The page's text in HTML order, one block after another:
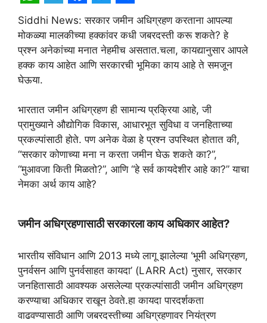
W
h
a
t
s
A
p
p
T
e
l
e
r
a
m
F
a
c
e
o
o
k
T
w
i
t
e
r
S
h
a
r
Siddhi News: सरकार जमीन अधिग्रहण करताना आपल्या
मोकळ्या मालकीच्या हक्कांवर कधी जबरदस्ती करू शकते? हे
प्रश्न अनेकांच्या मनात नेहमीच असतात.चला, कायद्यानुसार आपले
हक्क काय आहेत आणि सरकारची भूमिका काय आहे ते समजून
घेऊया.
भारतात जमीन अधिग्रहण ही सामान्य प्रक्रिया आहे, जी
प्रामुख्याने औद्योगिक विकास, आधारभूत सुविधा व जनहिताच्या
प्रकल्पांसाठी होते. पण अनेक वेळा हे प्रश्न उपस्थित होतात की,
“सरकार कोणाच्या मना न करता जमीन घेऊ शकते का?”,
“मुआवजा किती मिळतो?”, आणि “हे सर्व कायदेशीर आहे का?” याचा
नेमका अर्थ काय आहे?
जमीन अधिग्रहणासाठी सरकारला काय अधिकार आहेत?
भारतीय संविधान आणि 2013 मध्ये लागू झालेल्या ‘भूमी अधिग्रहण,
पुनर्वसन आणि पुनर्वसाहत कायदा’ (LARR Act) नुसार, सरकार
जनहितासाठी आवश्यक असलेल्या प्रकल्पांसाठी जमीन अधिग्रहण
करण्याचा अधिकार राखून ठेवते.हा कायदा पारदर्शकता
वाढवण्यासाठी आणि जबरदस्तीच्या अधिग्रहणावर नियंत्रण